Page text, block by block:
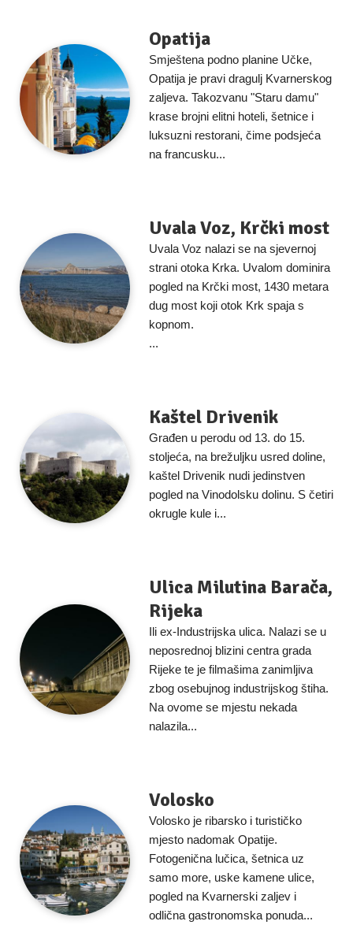
Opatija
Smještena podno planine Učke,
Opatija je pravi dragulj Kvarnerskog
zaljeva. Takozvanu "Staru damu"
krase brojni elitni hoteli, šetnice i
luksuzni restorani, čime podsjeća
na francusku...
Uvala Voz, Krčki most
Uvala Voz nalazi se na sjevernoj
strani otoka Krka. Uvalom dominira
pogled na Krčki most, 1430 metara
dug most koji otok Krk spaja s
kopnom.
...
Kaštel Drivenik
Građen u perodu od 13. do 15.
stoljeća, na brežuljku usred doline,
kaštel Drivenik nudi jedinstven
pogled na Vinodolsku dolinu. S četiri
okrugle kule i...
Ulica Milutina Barača,
Rijeka
Ili ex-Industrijska ulica. Nalazi se u
neposrednoj blizini centra grada
Rijeke te je filmašima zanimljiva
zbog osebujnog industrijskog štiha.
Na ovome se mjestu nekada
nalazila...
Volosko
Volosko je ribarsko i turističko
mjesto nadomak Opatije.
Fotogenična lučica, šetnica uz
samo more, uske kamene ulice,
pogled na Kvarnerski zaljev i
odlična gastronomska ponuda...